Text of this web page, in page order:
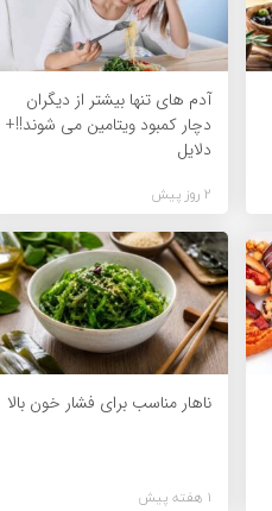
آدم های تنها بیشتر از دیگران
دچار کمبود ویتامین می شوند!!+
دلایل
2 روز پیش
ناهار مناسب برای فشار خون بالا
1 هفته پیش